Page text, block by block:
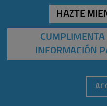
HAZTE
CUMPLIMENTA
INFORMACIÓN